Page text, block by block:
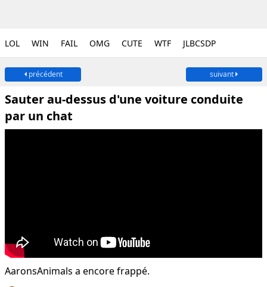
LOL WIN FAIL OMG CUTE WTF JLBCSDP
précédent suivant
Sauter au-dessus d'une voiture conduite
par un chat
AaronsAnimals a encore frappé.